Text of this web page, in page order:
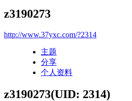
z3190273
http://www.37yxc.com/?2314
主题
分享
个人资料
z3190273(UID: 2314)